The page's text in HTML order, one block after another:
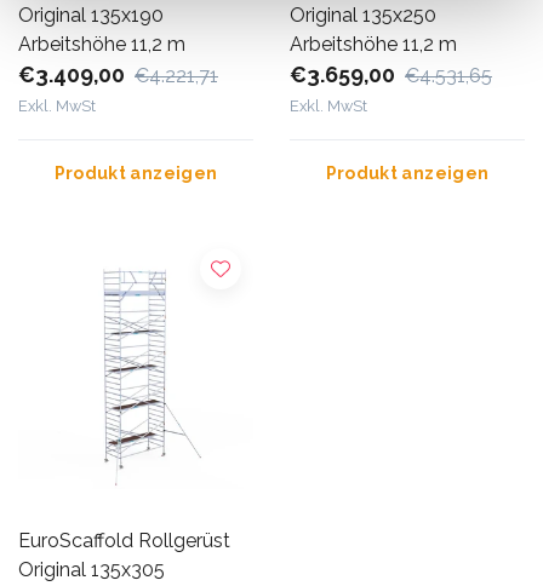
Original 135x190
Arbeitshöhe 11,2 m
€3.409,00 €4.221,71
Exkl. MwSt
Produkt anzeigen
Original 135x250
Arbeitshöhe 11,2 m
€3.659,00 €4.531,65
Exkl. MwSt
Produkt anzeigen
EuroScaffold Rollgerüst
Original 135x305